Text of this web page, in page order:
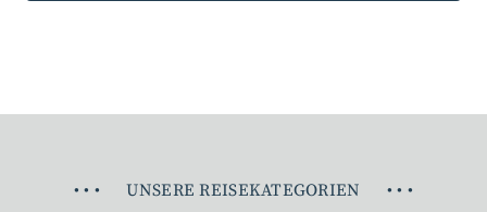
• • • UNSERE REISEKATEGORIEN • • •